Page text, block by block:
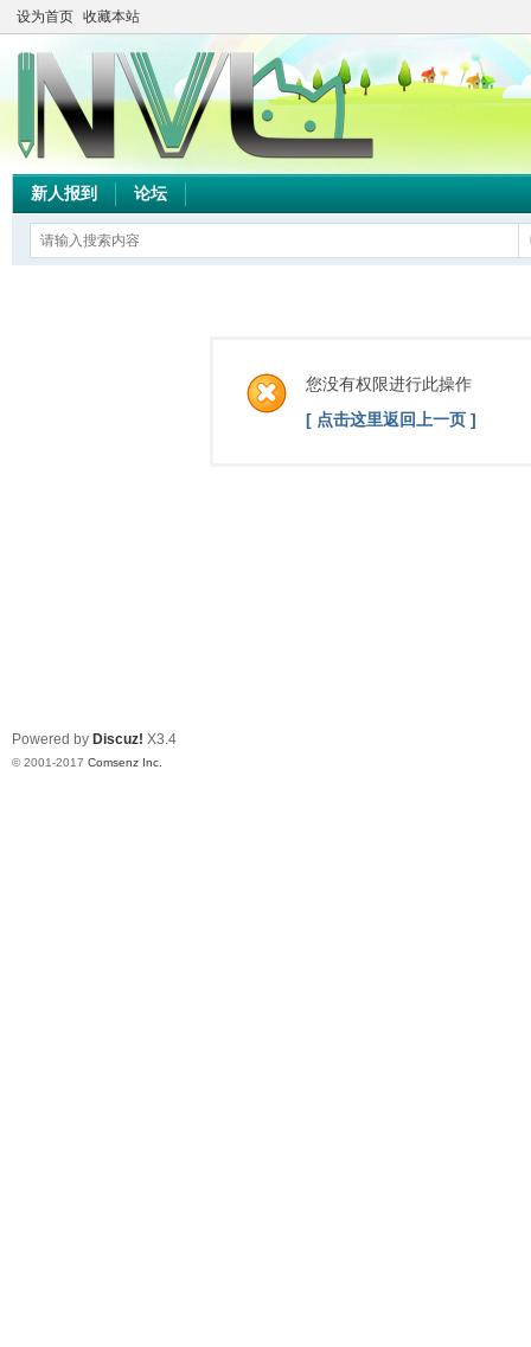
设为首页 收藏本站
新人报到 论坛
您没有权限进行此操作
[ 点击这里返回上一页 ]
Powered by Discuz! X3.4
© 2001-2017 Comsenz Inc.